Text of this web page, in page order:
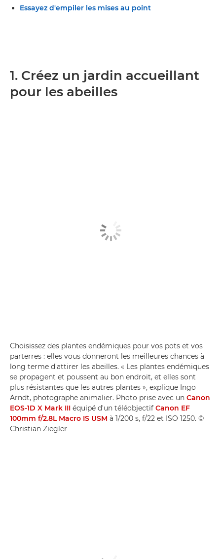
Essayez d'empiler les mises au point
1. Créez un jardin accueillant
pour les abeilles
Choisissez des plantes endémiques pour vos pots et vos
parterres : elles vous donneront les meilleures chances à
long terme d'attirer les abeilles. « Les plantes endémiques
se propagent et poussent au bon endroit, et elles sont
plus résistantes que les autres plantes », explique Ingo
Arndt, photographe animalier. Photo prise avec un Canon
EOS-1D X Mark III équipé d'un téléobjectif Canon EF
100mm f/2.8L Macro IS USM à 1/200 s, f/22 et ISO 1250. ©
Christian Ziegler